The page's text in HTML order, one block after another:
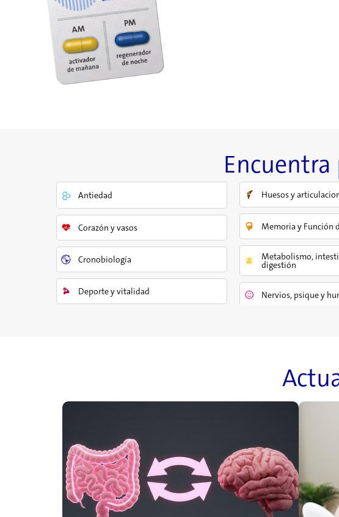
Antiedad
Corazón y vasos
Cronobiología
Deporte y vitalidad
Huesos y
Memoria y Función
Metabolismo,
digestión
Nervios, psique y